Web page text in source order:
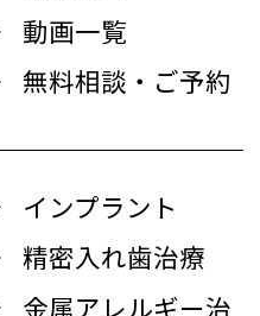
動画一覧
無料相談・ご予約
インプラント
精密入れ歯治療
金属アレルギー治